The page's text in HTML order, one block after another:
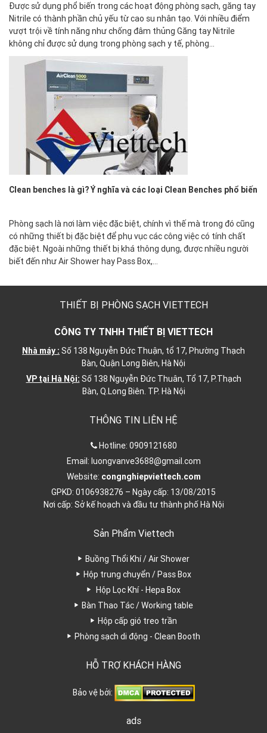
Được sử dụng phổ biến trong các hoạt động phòng sạch, găng tay
Nitrile có thành phần chủ yếu từ cao su nhân tạo. Với nhiều điểm
vượt trội về tính năng như chống đâm thủng Găng tay Nitrile
không chỉ được sử dụng trong phòng sạch y tế, phòng…
Clean benches là gì? Ý nghĩa và các loại Clean Benches phổ biến
Phòng sạch là nơi làm việc đặc biệt, chính vì thế mà trong đó cũng
có những thiết bị đặc biệt để phụ vục các công việc có tính chất
đặc biệt. Ngoài những thiết bị khá thông dụng, được nhiều người
biết đến như Air Shower hay Pass Box,…
THIẾT BỊ PHÒNG SẠCH VIETTECH
CÔNG TY TNHH THIẾT BỊ VIETTECH
Nhà máy : Số 138 Nguyễn Đức Thuận, tổ 17, Phường Thạch
Bàn, Quận Long Biên, Hà Nội
VP tại Hà Nội: Số 138 Nguyễn Đức Thuân, Tổ 17, P.Thạch
Bàn, Q.Long Biên. TP. Hà Nội
THÔNG TIN LIÊN HỆ
Hotline: 0909121680
Email: luongvanve3688@gmail.com
Website: congnghiepviettech.com
GPKD: 0106938276 – Ngày cấp: 13/08/2015
Nơi cấp: Sở kế hoạch và đầu tư thành phố Hà Nội
Sản Phẩm Viettech
Buồng Thổi Khí / Air Shower
Hộp trung chuyển / Pass Box
Hộp Lọc Khí - Hepa Box
Bàn Thao Tác / Working table
Hộp cấp gió treo trần
Phòng sạch di động - Clean Booth
HỖ TRỢ KHÁCH HÀNG
Bảo vệ bởi:
ads